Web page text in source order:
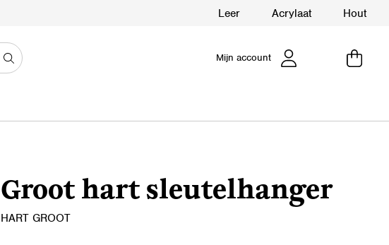
Leer Acrylaat Hout
Mijn account
Groot hart sleutelhanger
HART GROOT